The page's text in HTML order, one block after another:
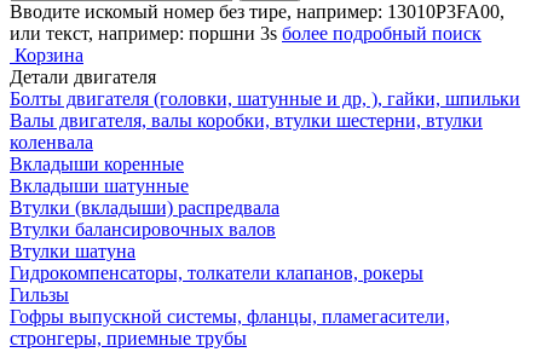
Вводите искомый номер без тире, например: 13010P3FA00,
или текст, например: поршни 3s более подробный поиск
Корзина
Детали двигателя
Болты двигателя (головки, шатунные и др, ), гайки, шпильки
Валы двигателя, валы коробки, втулки шестерни, втулки
коленвала
Вкладыши коренные
Вкладыши шатунные
Втулки (вкладыши) распредвала
Втулки балансировочных валов
Втулки шатуна
Гидрокомпенсаторы, толкатели клапанов, рокеры
Гильзы
Гофры выпускной системы, фланцы, пламегасители,
стронгеры, приемные трубы